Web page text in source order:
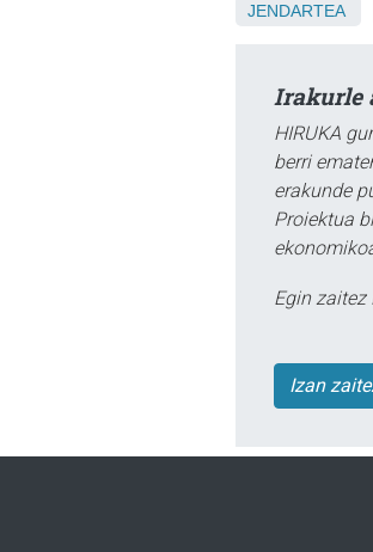
JENDARTEA
Irakurle
HIRUKA
berri
erakunde
Proiektua
Egin zaitez
Izan